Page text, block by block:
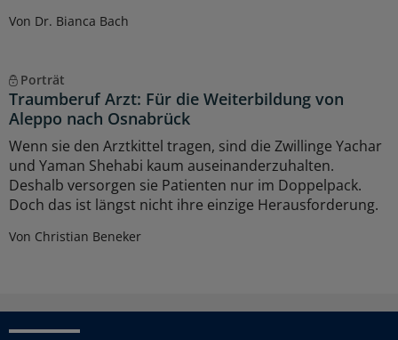
Von Dr. Bianca Bach
Porträt
Traumberuf Arzt: Für die Weiterbildung von
Aleppo nach Osnabrück
Wenn sie den Arztkittel tragen, sind die Zwillinge Yachar
und Yaman Shehabi kaum auseinanderzuhalten.
Deshalb versorgen sie Patienten nur im Doppelpack.
Doch das ist längst nicht ihre einzige Herausforderung.
Von Christian Beneker